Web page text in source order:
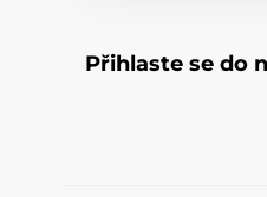
Přihlaste se do